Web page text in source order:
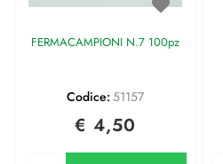
FERMACAMPIONI N.7 100pz
Codice: 51157
€ 4,50